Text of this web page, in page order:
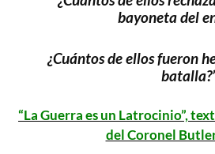
bayoneta del
¿Cuántos de ellos fueron
“La Guerra es un Latrocinio”,
del Coronel